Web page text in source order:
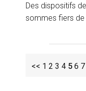
Des dispositifs
sommes fiers de
<< 1 2 3 4 5 6 7